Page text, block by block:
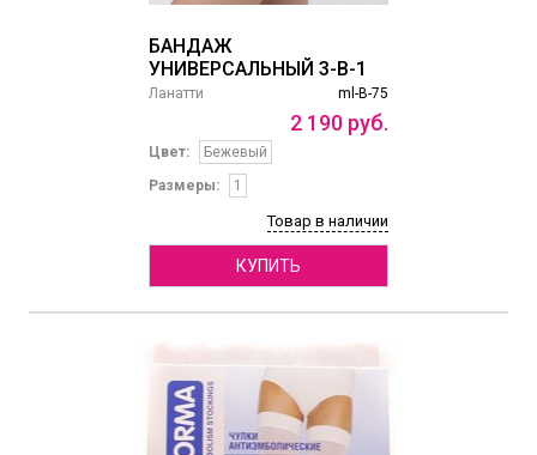
БАНДАЖ
УНИВЕРСАЛЬНЫЙ 3-В-1
ml-B-75
Ланатти
2 190 руб.
Цвет:
Бежевый
Размеры:
1
Товар в наличии
КУПИТЬ